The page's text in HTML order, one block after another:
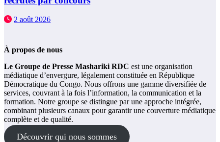
2 août 2026
À propos de nous
Le Groupe de Presse Mashariki RDC est une organisation
médiatique d’envergure, légalement constituée en République
Démocratique du Congo. Nous offrons une gamme diversifiée de
services, couvrant à la fois l’information, la communication et la
formation. Notre groupe se distingue par une approche intégrée,
combinant plusieurs canaux pour garantir une couverture médiatique
complète et de qualité.
Découvrir qui nous sommes